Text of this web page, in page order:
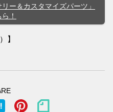
ー＆カスタマイズパーツ」
！
】